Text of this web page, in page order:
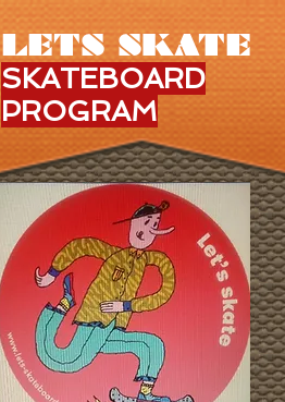
LETS SKATE
SKATEBOARD
PROGRAM